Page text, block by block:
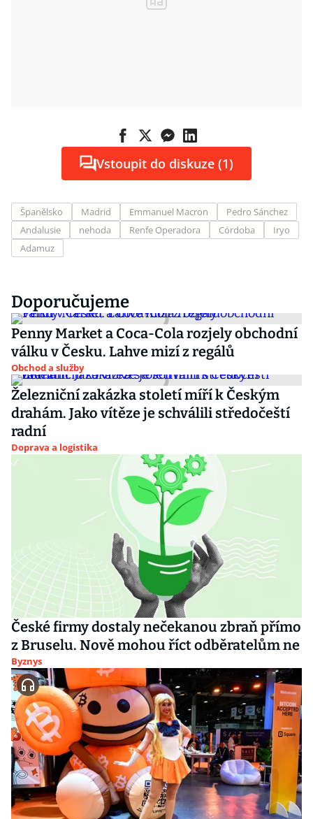
Vstoupit do diskuze (1)
Španělsko Madrid Emmanuel Macron
Pedro Sánchez
Andalusie
nehoda Renfe Operadora Córdoba
Iryo
Adamuz
Doporučujeme
Penny Market a Coca-Cola rozjely obchodní
válku v Česku. Lahve mizí z regálů
Obchod a služby
Železniční zakázka století míří k Českým
drahám. Jako vítěze je schválili středočeští
radní
Doprava a logistika
České firmy dostaly nečekanou zbraň přímo
z Bruselu. Nově mohou říct odběratelům ne
Byznys